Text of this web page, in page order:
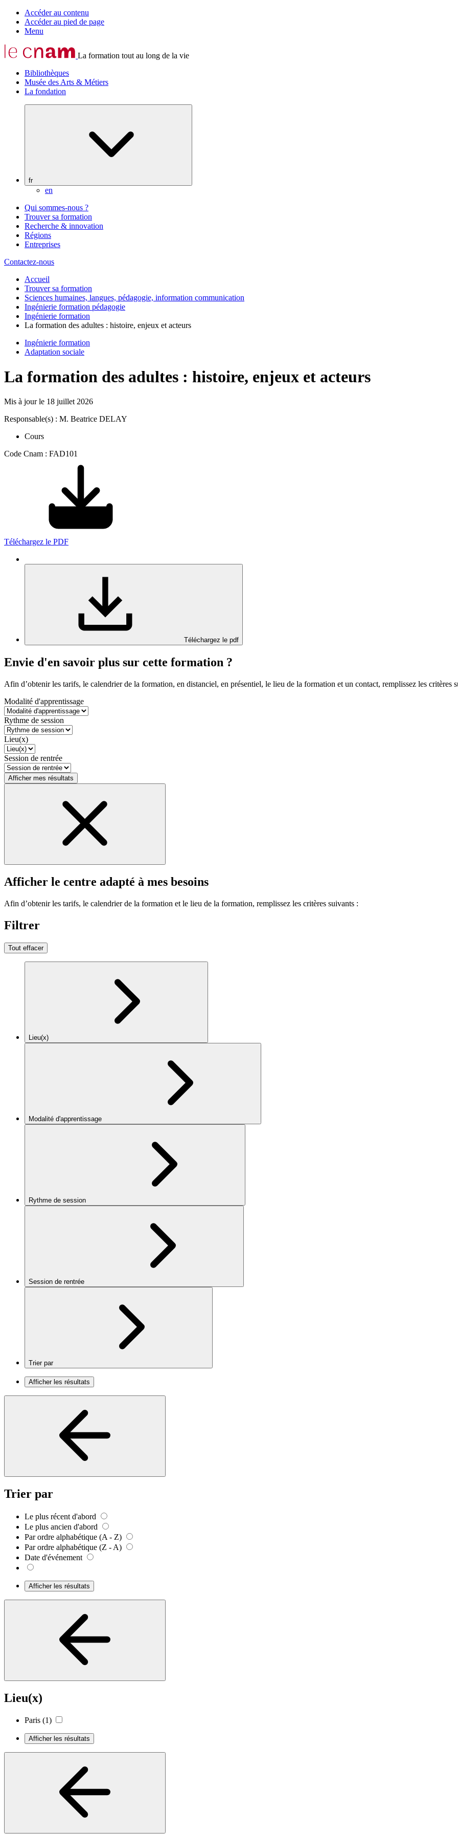
Accéder au contenu
Accéder au pied de page
Menu
La formation tout au long de la vie
Bibliothèques
Musée des Arts & Métiers
La fondation
fr
en
Qui sommes-nous ?
Trouver sa formation
Recherche & innovation
Régions
Entreprises
Contactez-nous
Accueil
Trouver sa formation
Sciences humaines, langues, pédagogie, information communication
Ingénierie formation pédagogie
Ingénierie formation
La formation des adultes : histoire, enjeux et acteurs
Ingénierie formation
Adaptation sociale
La formation des adultes : histoire, enjeux et acteurs
Mis à jour le 18 juillet 2026
Responsable(s) : M. Beatrice DELAY
Cours
Code Cnam : FAD101
Téléchargez le PDF
Téléchargez le pdf
Envie d'en savoir plus sur cette formation ?
Afin d’obtenir les tarifs, le calendrier de la formation, en distanciel, en présentiel, le lieu de la formation et un contact, remplissez les critères
Modalité d'apprentissage
Rythme de session
Lieu(x)
Session de rentrée
Afficher mes résultats
Afficher le centre adapté à mes besoins
Afin d’obtenir les tarifs, le calendrier de la formation et le lieu de la formation, remplissez les critères suivants :
Filtrer
Tout effacer
Lieu(x)
Modalité d'apprentissage
Rythme de session
Session de rentrée
Trier par
Afficher les résultats
Trier par
Le plus récent d'abord
Le plus ancien d'abord
Par ordre alphabétique (A - Z)
Par ordre alphabétique (Z - A)
Date d'événement
Afficher les résultats
Lieu(x)
Paris (1)
Afficher les résultats